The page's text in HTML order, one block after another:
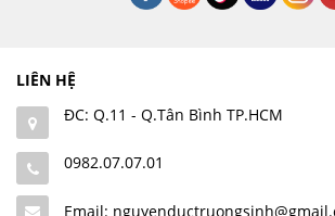
LIÊN HỆ
ĐC: Q.11 - Q.Tân Bình TP.HCM
0982.07.07.01
Email: